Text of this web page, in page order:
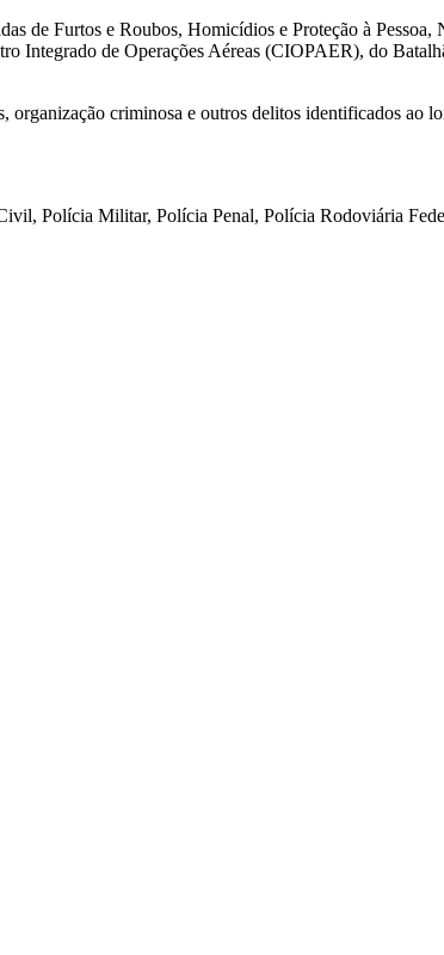
de Furtos e Roubos, Homicídios e Proteção à
Integrado de Operações Aéreas (CIOPAER), do
criminosa e outros delitos identificados ao
Polícia Militar, Polícia Penal, Polícia Rodoviária